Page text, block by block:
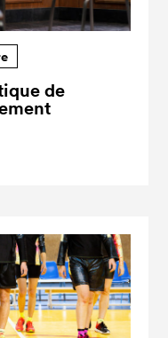
de